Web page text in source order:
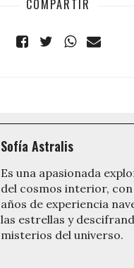
COMPARTIR
Sofía Astralis
Es una apasionada
del cosmos interior,
años de experiencia
las estrellas y
misterios del universo.